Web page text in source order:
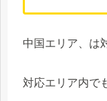
中国エリア、は
対応エリア内で